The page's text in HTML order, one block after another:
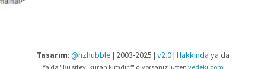
Tasarım: @hzhubble | 2003-2025 | v2.0| Hakkında ya da
Ya da "Bu siteyi kuran kimdir?" diyorsanız lütfen vedeki.com